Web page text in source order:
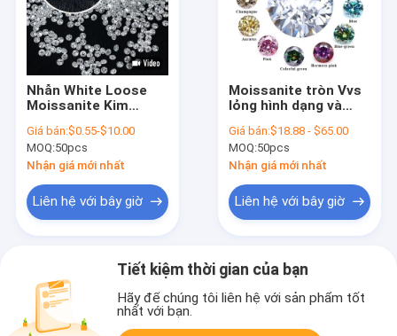
Nhẫn White Loose
Moissanite Kim
Cỡ nhỏ Vòng Melee
Moissanite
Giá bán:$0.55-$10.00
MOQ:50pcs
Nhận giá mới nhất
Liên hệ với bây giờ
Moissanite tròn Vvs
lỏng hình dạng và
Màu Moissanite
Giá bán:$18.88 - $65.00
MOQ:50pcs
Nhận giá mới nhất
Liên hệ với bây giờ
Tiết kiệm thời gian của bạn
Hãy để chúng tôi liên hệ với sản phẩm tốt
nhất với bạn.